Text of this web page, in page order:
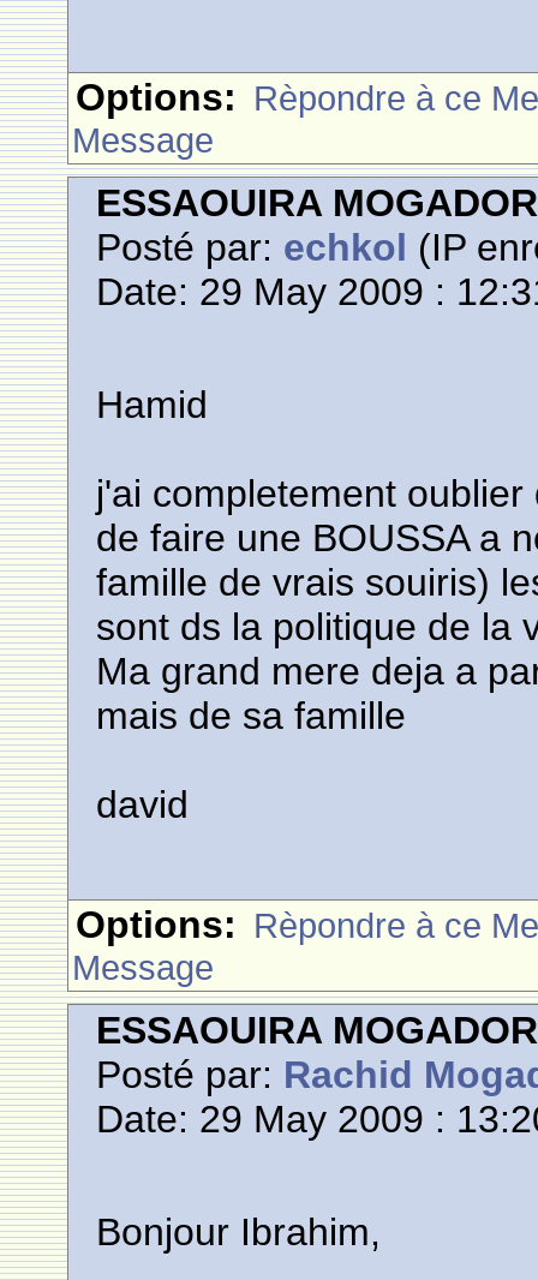
Options: Rèpondre à ce
Message
ESSAOUIRA MOGADOR
Posté par: echkol (IP
Date: 29 May 2009 :
Hamid
j'ai completement oublier
de faire une BOUSSA a
famille de vrais souiris)
sont ds la politique de la
Ma grand mere deja a
mais de sa famille
david
Options: Rèpondre à ce
Message
ESSAOUIRA MOGADOR
Posté par: Rachid
Date: 29 May 2009 :
Bonjour Ibrahim,